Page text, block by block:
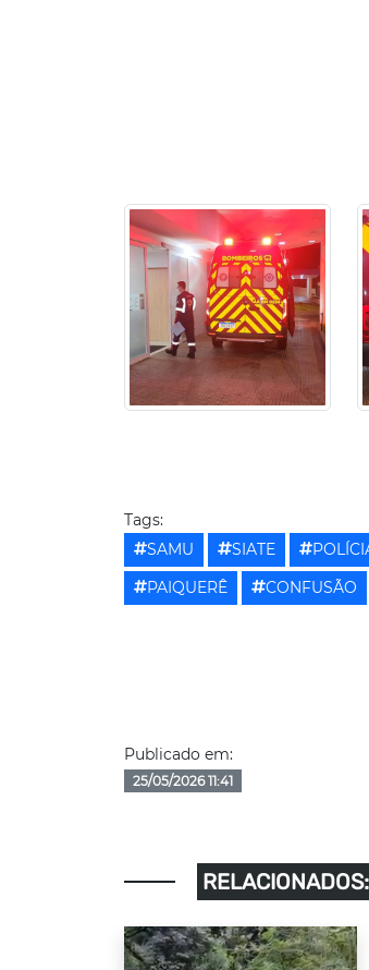
Tags:
SAMU
SIATE
PAIQUERÊ
CONFUSÃO
Publicado em:
25/05/2026 11:41